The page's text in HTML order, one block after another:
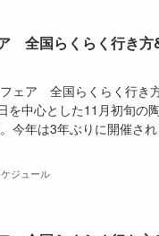
全国らくらく行き方
ェア 全国らくらく行き
中心とした11月初旬の
今年は3年ぶりに開催され
ジュール